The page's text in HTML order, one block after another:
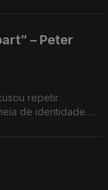
– Peter
repetir
de identidade.